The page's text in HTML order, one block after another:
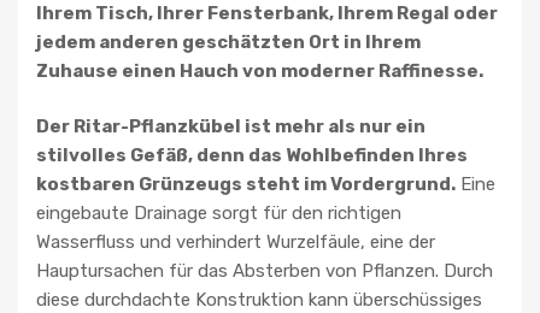
Ihrem Tisch, Ihrer Fensterbank, Ihrem Regal oder
jedem anderen geschätzten Ort in Ihrem
Zuhause einen Hauch von moderner Raffinesse.
Der Ritar-Pflanzkübel ist mehr als nur ein
stilvolles Gefäß, denn das Wohlbefinden Ihres
kostbaren Grünzeugs steht im Vordergrund. Eine
eingebaute Drainage sorgt für den richtigen
Wasserfluss und verhindert Wurzelfäule, eine der
Hauptursachen für das Absterben von Pflanzen. Durch
diese durchdachte Konstruktion kann überschüssiges